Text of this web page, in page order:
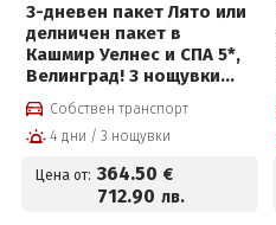
3-дневен пакет Лято или
делничен пакет в
Кашмир Уелнес и СПА 5*,
Велинград! 3 нощувки
със закуски, вечери и
ползване на СПА
Собствен транспорт
4 дни / 3 нощувки
Цена от: 364.50 €
712.90 лв.